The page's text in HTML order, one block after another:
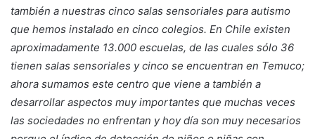
también a nuestras cinco salas sensoriales para autismo
que hemos instalado en cinco colegios. En Chile existen
aproximadamente 13.000 escuelas, de las cuales sólo 36
tienen salas sensoriales y cinco se encuentran en Temuco;
ahora sumamos este centro que viene a también a
desarrollar aspectos muy importantes que muchas veces
las sociedades no enfrentan y hoy día son muy necesarios